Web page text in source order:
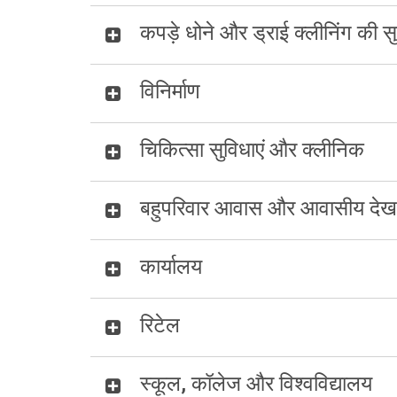
कपड़े धोने और ड्राई क्लीनिंग की
विनिर्माण
चिकित्सा सुविधाएं और क्लीनिक
बहुपरिवार आवास और आवासीय
कार्यालय
रिटेल
स्कूल, कॉलेज और विश्वविद्यालय